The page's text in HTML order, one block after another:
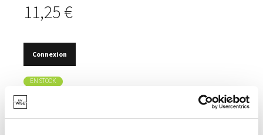
11,25 €
Connexion
EN STOCK
IDÉAL POUR BOIRE DE L'EAU, DES COCKTAILS, ETC.